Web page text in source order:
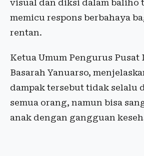
visual dan diksi dalam baliho
memicu respons berbahaya
rentan.
Ketua Umum Pengurus Pusat
Basarah Yanuarso,
dampak tersebut tidak selalu
semua orang, namun bisa
anak dengan gangguan